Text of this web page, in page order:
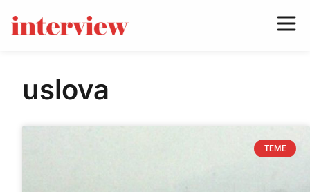
uslova
TEME